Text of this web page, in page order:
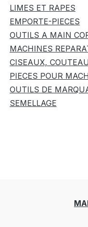
LIMES ET RAPES
EMPORTE-PIECES
OUTILS A MAIN
MACHINES
CISEAUX,
PIECES POUR
OUTILS DE
SEMELLAGE